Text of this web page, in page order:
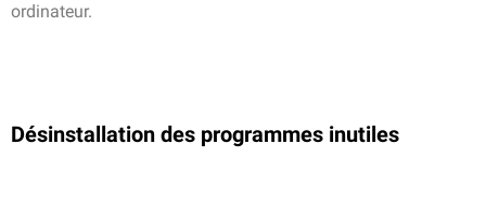
ordinateur.
Désinstallation des programmes inutiles